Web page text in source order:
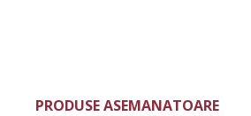
PRODUSE ASEMANATOARE